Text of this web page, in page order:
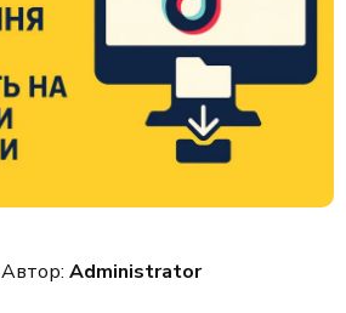
Автор: Administrator